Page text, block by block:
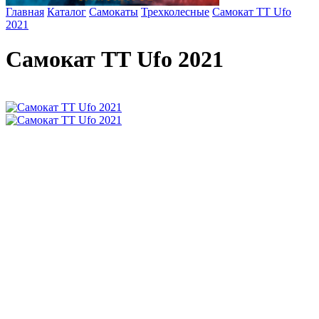
Главная Каталог Самокаты Трехколесные Самокат ТТ Ufo
2021
Самокат ТТ Ufo 2021